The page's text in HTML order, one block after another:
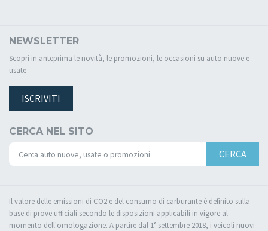
NEWSLETTER
Scopri in anteprima le novità, le promozioni, le occasioni su auto nuove e
usate
ISCRIVITI
CERCA NEL SITO
CERCA
Il valore delle emissioni di CO2 e del consumo di carburante è definito sulla
base di prove ufficiali secondo le disposizioni applicabili in vigore al
momento dell'omologazione. A partire dal 1° settembre 2018, i veicoli nuovi